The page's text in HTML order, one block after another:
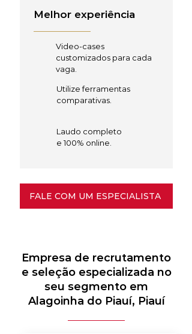
Melhor experiência
Video-cases
customizados para cada
vaga.
Utilize ferramentas
comparativas.
Laudo completo
e 100% online.
FALE COM UM ESPECIALISTA
Empresa de recrutamento
e seleção especializada no
seu segmento em
Alagoinha do Piauí, Piauí